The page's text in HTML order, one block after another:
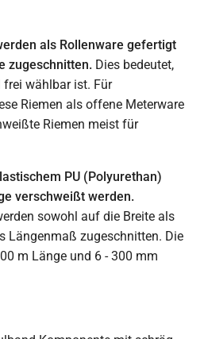
als Rollenware gefertigt
zugeschnitten. Dies bedeutet,
wählbar ist. Für
Riemen als offene Meterware
Riemen meist für
PU (Polyurethan)
verschweißt werden.
sowohl auf die Breite als
Längenmaß zugeschnitten. Die
m Länge und 6 - 300 mm